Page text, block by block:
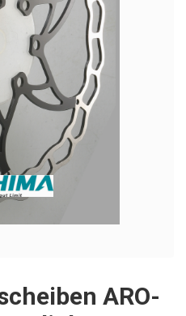
ARO-